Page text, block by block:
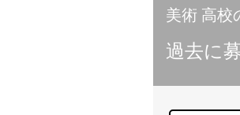
美術 高校
過去に